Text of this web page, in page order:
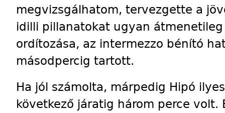
megvizs­gálhatom, tervezgette a
idilli pillanatokat ugyan
ordítozása, az intermezzo bénító
másodpercig tartott.
Ha jól számolta, márpedig Hipó
következő járatig három perce